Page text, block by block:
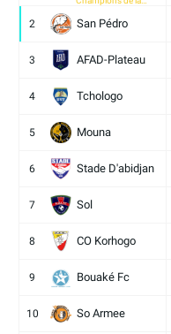
2 San Pédro
3 AFAD-Plateau
4 Tchologo
5 Mouna
6 Stade D'abidjan
7 Sol
8 CO Korhogo
9 Bouaké Fc
10 So Armee